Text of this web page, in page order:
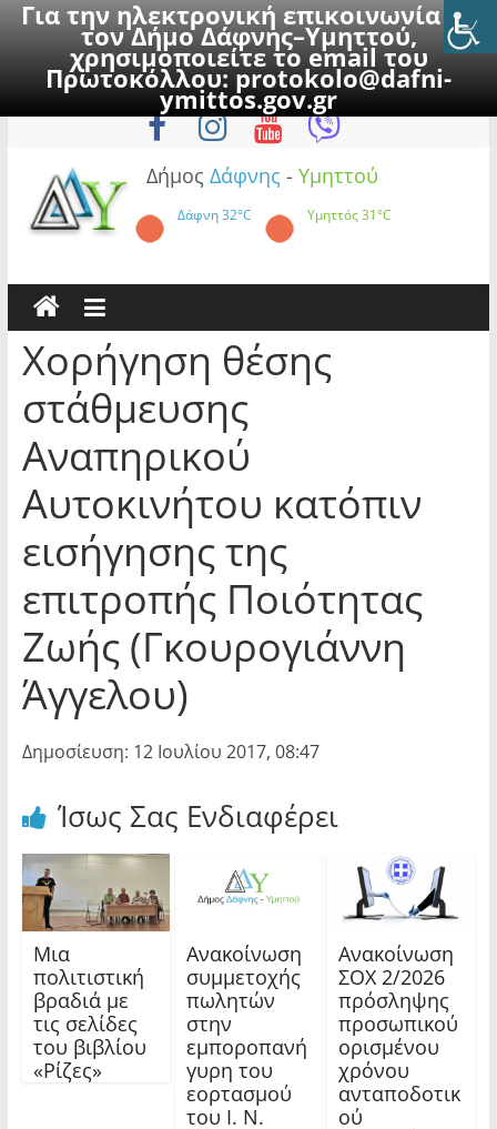
Για την ηλεκτρονική επικοινωνία με
τον Δήμο Δάφνης–Υμηττού,
χρησιμοποιείτε το email του
Πρωτοκόλλου:protokolo@dafni-
ymittos.gov.gr
to
Παρασκευή, 7 Αυγούστου 2026
Δήμος Δάφνης - Υμηττού
Δάφνη32°C Υμηττός31°C
Χορήγηση θέσης
στάθμευσης
Αναπηρικού
Αυτοκινήτου κατόπιν
εισήγησης της
επιτροπής Ποιότητας
Ζωής (Γκουρογιάννη
Άγγελου)
Δημοσίευση: 12 Ιουλίου 2017, 08:47
Ίσως Σας Ενδιαφέρει
Μια
πολιτιστική
βραδιά με
τις σελίδες
του βιβλίου
«Ρίζες»
Ανακοίνωση
συμμετοχής
πωλητών
στην
εμποροπανή
γυρη του
εορτασμού
του Ι. Ν.
Ανακοίνωση
ΣΟΧ 2/2026
πρόσληψης
προσωπικού
ορισμένου
χρόνου
ανταποδοτικ
ού